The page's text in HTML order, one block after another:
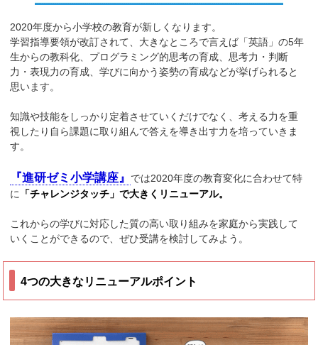
2020年度から小学校の教育が新しくなります。
学習指導要領が改訂されて、大きなところで言えば「英語」の5年
生からの教科化、プログラミング的思考の育成、思考力・判断
力・表現力の育成、学びに向かう姿勢の育成などが挙げられると
思います。
知識や技能をしっかり定着させていくだけでなく、考える力を重
視したり自ら課題に取り組んで答えを導き出す力を培っていきま
す。
『進研ゼミ小学講座』
では2020年度の教育変化に合わせて特
に
「チャレンジタッチ」で大きくリニューアル。
これからの学びに対応した質の高い取り組みを家庭から実践して
いくことができるので、ぜひ受講を検討してみよう。
4つの大きなリニューアルポイント